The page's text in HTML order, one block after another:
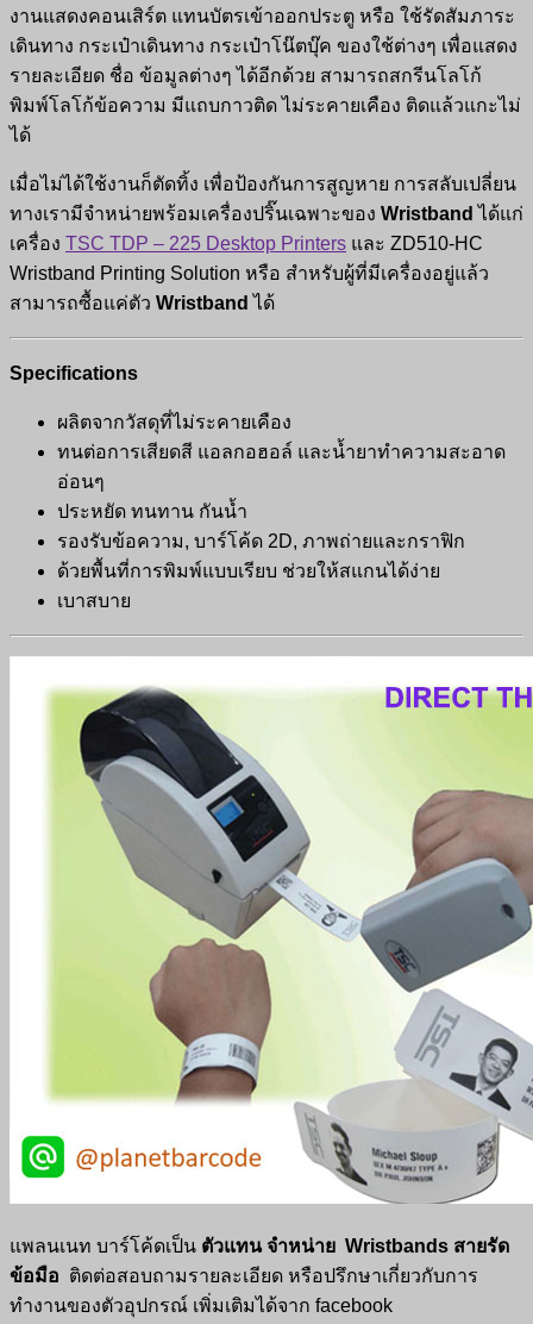
งานแสดงคอนเสิร์ต แทนบัตรเข้าออกประตู หรือ ใช้รัดสัมภาระ
เดินทาง กระเป๋าเดินทาง กระเป๋าโน๊ตบุ๊ค ของใช้ต่างๆ เพื่อแสดง
รายละเอียด ชื่อ ข้อมูลต่างๆ ได้อีกด้วย สามารถสกรีนโลโก้
พิมพ์โลโก้ข้อความ มีแถบกาวติด ไม่ระคายเคือง ติดแล้วแกะไม่
ได้
เมื่อไม่ได้ใช้งานก็ตัดทิ้ง เพื่อป้องกันการสูญหาย การสลับเปลี่ยน
ทางเรามีจำหน่ายพร้อมเครื่องปริ๊นเฉพาะของ Wristband ได้แก่
เครื่อง TSC TDP – 225 Desktop Printers และ ZD510-HC
Wristband Printing Solution หรือ สำหรับผู้ที่มีเครื่องอยู่แล้ว
สามารถซื้อแค่ตัว Wristband ได้
Specifications
ผลิตจากวัสดุที่ไม่ระคายเคือง
ทนต่อการเสียดสี แอลกอฮอล์ และน้ำยาทำความสะอาด
อ่อนๆ
ประหยัด ทนทาน กันน้ำ
รองรับข้อความ, บาร์โค้ด 2D, ภาพถ่ายและกราฟิก
ด้วยพื้นที่การพิมพ์แบบเรียบ ช่วยให้สแกนได้ง่าย
เบาสบาย
แพลนเนท บาร์โค้ดเป็น ตัวแทน จำหน่าย Wristbands สายรัด
ข้อมือ ติดต่อสอบถามรายละเอียด หรือปรึกษาเกี่ยวกับการ
ทำงานของตัวอุปกรณ์ เพิ่มเติมได้จาก facebook